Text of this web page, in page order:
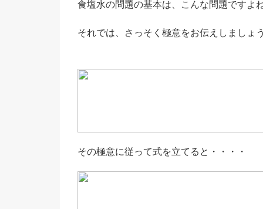
食塩水の問題の基本は、こんな問題です
それでは、さっそく極意をお伝えしまし
その極意に従って式を立てると・・・・